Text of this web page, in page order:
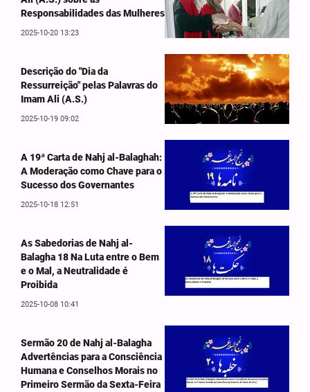
Responsabilidades das Mulheres
2025-10-20 13:23
Descrição do "Dia da
Ressurreição" pelas Palavras do
Imam Ali (A.S.)
2025-10-19 09:02
A 19ª Carta de Nahj al-Balaghah:
A Moderação como Chave para o
Sucesso dos Governantes
2025-10-18 12:51
As Sabedorias de Nahj al-
Balagha 18 Na Luta entre o Bem
e o Mal, a Neutralidade é
Proibida
2025-10-08 10:41
Sermão 20 de Nahj al-Balagha
Advertências para a Consciência
Humana e Conselhos Morais no
Primeiro Sermão da Sexta-Feira